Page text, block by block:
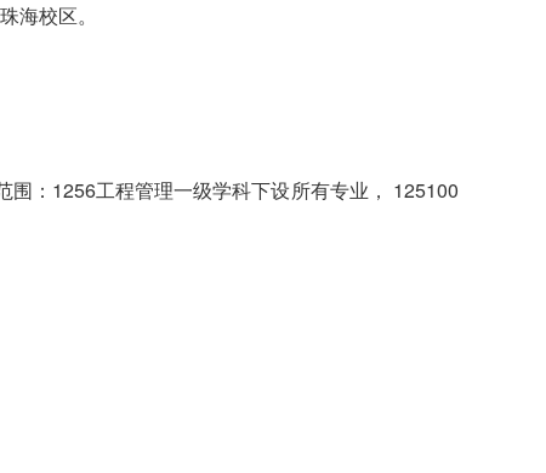
海校区。
：1256工程管理一级学科下设所有专业， 125100